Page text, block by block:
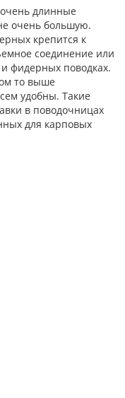
длинные
очень большую.
крепится к
соединение или
фидерных поводках.
то выше
удобны. Такие
в поводочницах
для карповых